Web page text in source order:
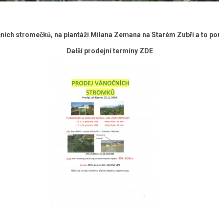
stromečků, na plantáži Milana Zemana na Starém Zubří a to
Další prodejní termíny ZDE